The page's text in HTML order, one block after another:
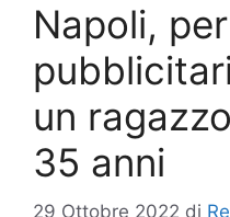
Napoli,
un
35 anni
29 Ottobre 2022 di